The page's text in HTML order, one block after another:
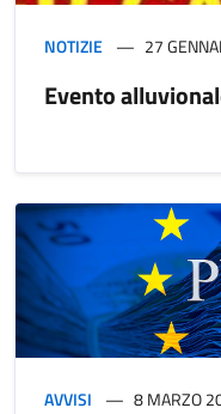
NOTIZIE 27
Evento
AVVISI 8 MARZO